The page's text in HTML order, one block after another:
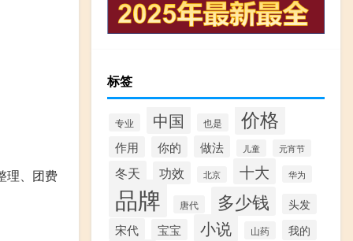
理、团费
标签
专业 中国 也是 价格
作用 你的 做法 儿童 元宵节
冬天 功效 北京 十大 华为
品牌 唐代 多少钱 头发
宋代 宝宝 小说 山药 我的